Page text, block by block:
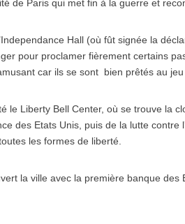
de Paris qui met fin à la guerre et
Hall (où fût signée la
pour proclamer fièrement certains
car ils se sont bien prêtés au jeu
le Liberty Bell Center, où se trouve la
des Etats Unis, puis de la lutte contre
les formes de liberté.
la ville avec la première banque